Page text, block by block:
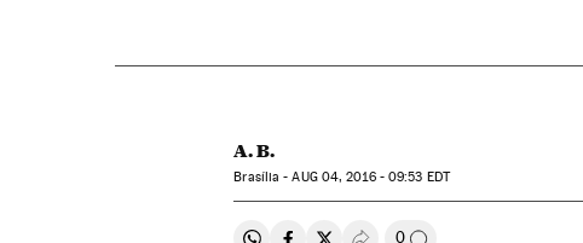
A. B.
Brasília -AUG04, 2016 - 09:53 EDT
0